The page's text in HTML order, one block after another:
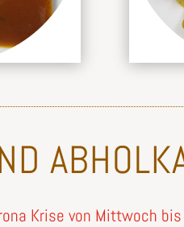
Krise von Mittwoch